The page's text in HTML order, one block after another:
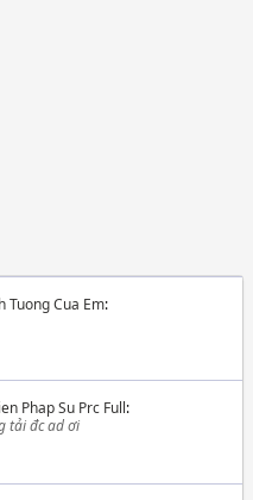
Tuong Cua Em:
Phap Su Prc Full:
tải đc ad ơi